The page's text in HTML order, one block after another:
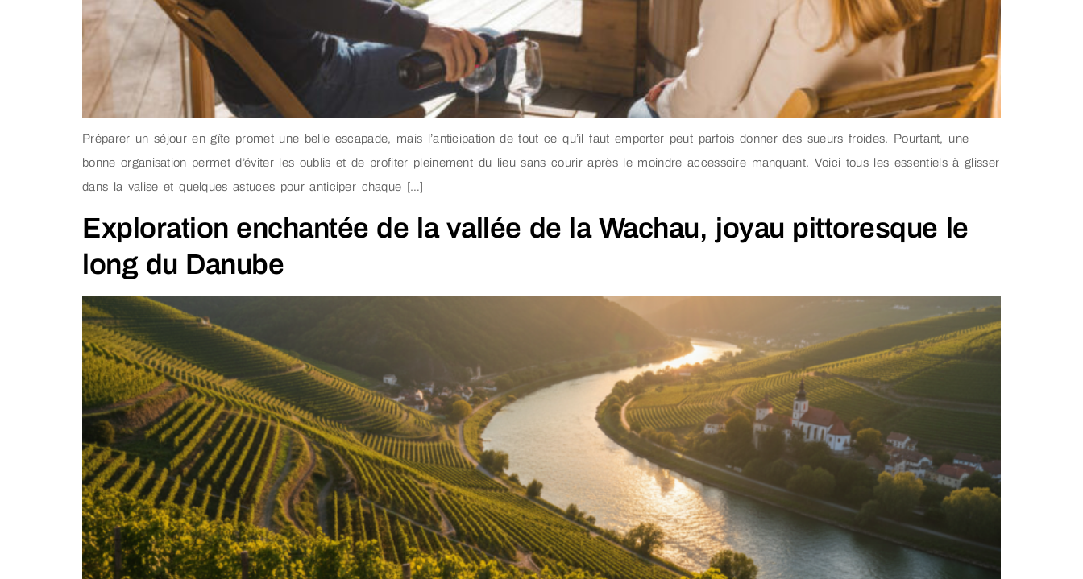
Préparer un séjour en gîte promet une belle escapade, mais l’anticipation de tout ce qu’il faut emporter peut parfois donner des sueurs froides. Pourtant, une
bonne organisation permet d’éviter les oublis et de profiter pleinement du lieu sans courir après le moindre accessoire manquant. Voici tous les essentiels à glisser
dans la valise et quelques astuces pour anticiper chaque […]
Exploration enchantée de la vallée de la Wachau, joyau pittoresque le
long du Danube